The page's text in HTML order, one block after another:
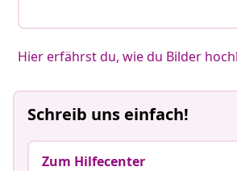
Hier erfährst du, wie du Bilder
Schreib uns einfach!
Zum Hilfecenter